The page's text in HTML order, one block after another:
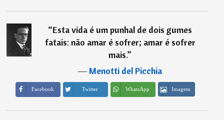
“Esta vida é um punhal de dois gumes
fatais: não amar é sofrer; amar é sofrer
mais.”
―Menotti del Picchia
Facebook Twitter WhatsApp Imagem